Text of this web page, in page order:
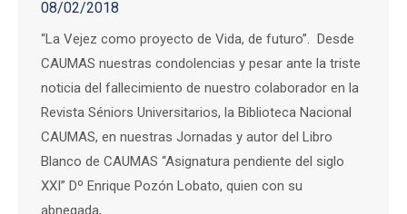
08/02/2018
“La Vejez como proyecto de Vida, de futuro”. Desde
CAUMAS nuestras condolencias y pesar ante la triste
noticia del fallecimiento de nuestro colaborador en la
Revista Séniors Universitarios, la Biblioteca Nacional
CAUMAS, en nuestras Jornadas y autor del Libro
Blanco de CAUMAS “Asignatura pendiente del siglo
XXI” Dº Enrique Pozón Lobato, quien con su